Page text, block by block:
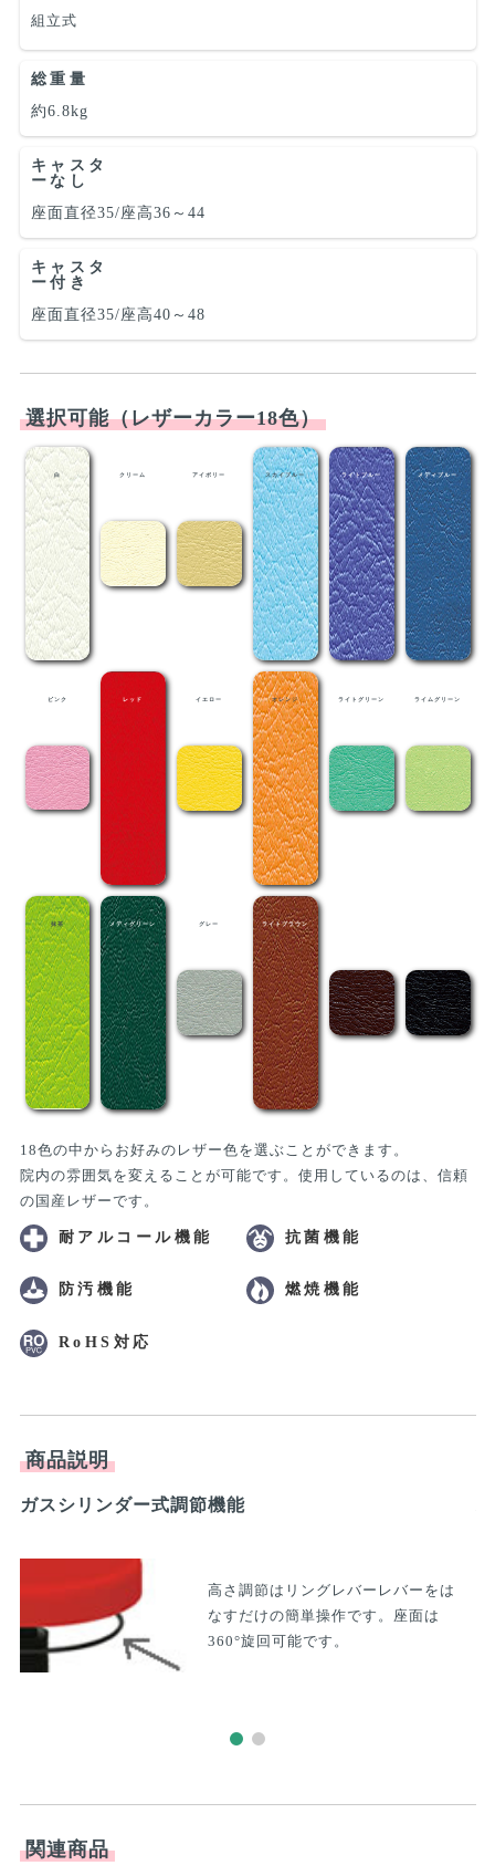
組立式
総重量
約6.8kg
キャスタ
ーなし
座面直径35/座高36～44
キャスタ
ー付き
座面直径35/座高40～48
選択可能（レザーカラー18色）
白 クリーム アイボリー スカイブルー ライトブルー メディブルー
ピンク レッド イエロー オレンジ ライトグリーン ライムグリーン
抹茶 メディグリーン グレー ライトブラウン
18色の中からお好みのレザー色を選ぶことができます。
院内の雰囲気を変えることが可能です。使用しているのは、信頼
の国産レザーです。
耐アルコール機能 抗菌機能
防汚機能 燃焼機能
RoHS対応
商品説明
ガスシリンダー式調節機能
高さ調節はリングレバーレバーをは
なすだけの簡単操作です。座面は
360°旋回可能です。
関連商品